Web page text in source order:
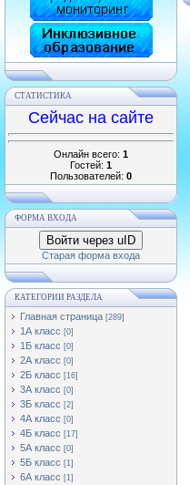
СТАТИСТИКА
Сейчас на сайте
Онлайн всего: 1
Гостей: 1
Пользователей: 0
ФОРМА ВХОДА
Войти через uID
Старая форма входа
КАТЕГОРИИ РАЗДЕЛА
Главная страница [289]
1А класс [0]
1Б класс [0]
2А класс [0]
2Б класс [16]
3А класс [0]
3Б класс [2]
4А класс [0]
4Б класс [17]
5А класс [0]
5Б класс [1]
6А класс [1]